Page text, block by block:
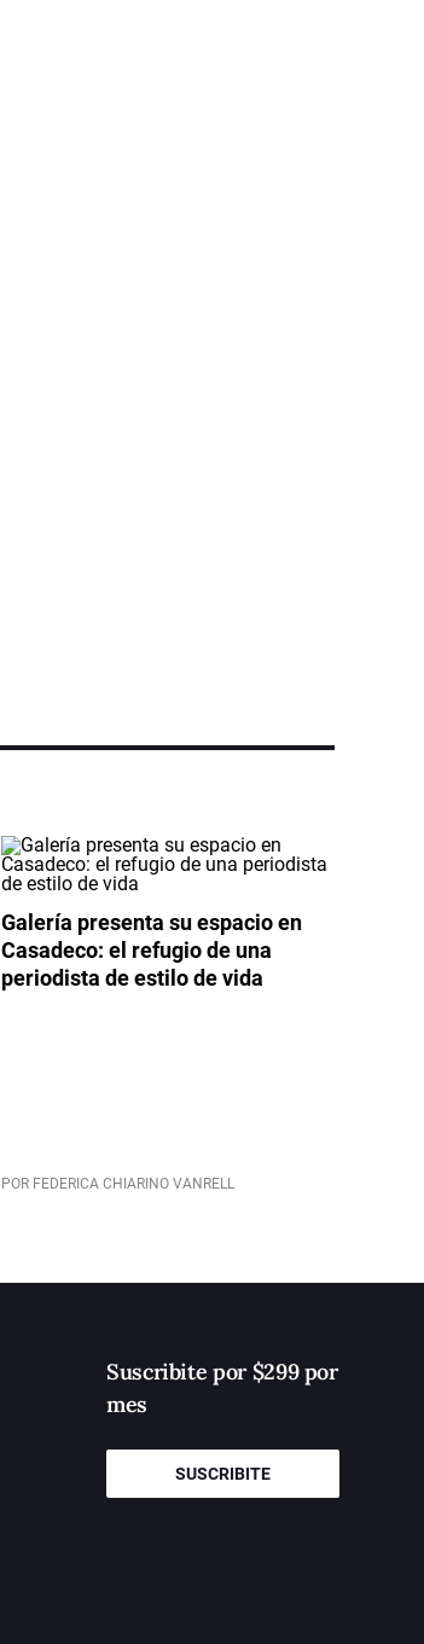
Galería presenta su espacio en
Casadeco: el refugio de una
periodista de estilo de vida
POR FEDERICA CHIARINO VANRELL
Suscribite por $299 por
mes
SUSCRIBITE